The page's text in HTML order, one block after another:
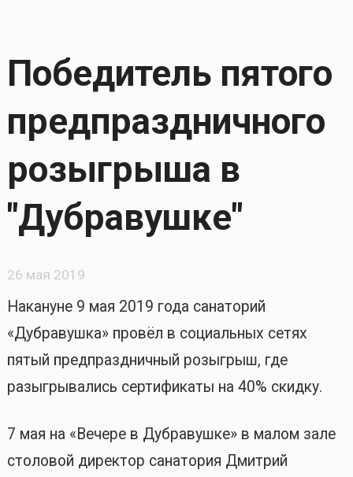
Победитель пятого
предпраздничного
розыгрыша в
"Дубравушке"
26 мая 2019
Накануне 9 мая 2019 года санаторий
«Дубравушка» провёл в социальных сетях
пятый предпраздничный розыгрыш, где
разыгрывались сертификаты на 40% скидку.
7 мая на «Вечере в Дубравушке» в малом зале
столовой директор санатория Дмитрий